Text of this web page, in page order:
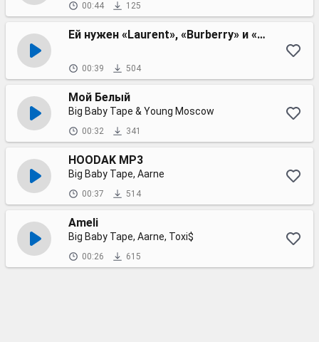
00:44 125
Ей нужен «Laurent», «Burberry» и «Hermes»
00:39 504
Мой Белый
Big Baby Tape & Young Moscow
00:32 341
HOODAK MP3
Big Baby Tape, Aarne
00:37 514
Ameli
Big Baby Tape, Aarne, Toxi$
00:26 615